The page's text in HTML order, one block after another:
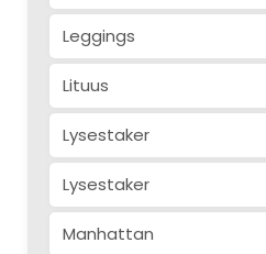
Leggings
Lituus
Lysestaker
Lysestaker
Manhattan